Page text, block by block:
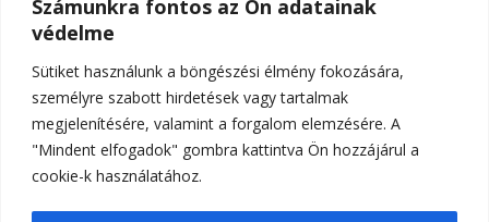
Számunkra fontos az Ön adatainak
védelme
Sütiket használunk a böngészési élmény fokozására,
személyre szabott hirdetések vagy tartalmak
megjelenítésére, valamint a forgalom elemzésére. A
"Mindent elfogadok" gombra kattintva Ön hozzájárul a
cookie-k használatához.
Sport
Tudomány